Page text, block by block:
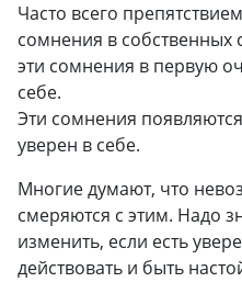
Часто всего
сомнения в собственных
эти сомнения в первую
себе.
Эти сомнения
уверен в себе.
Многие думают, что
смеряются с этим. Надо
изменить, если есть
действовать и быть